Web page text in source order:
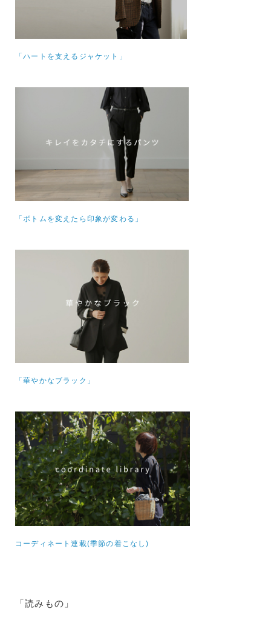
「ハートを支えるジャケット」
「ボトムを変えたら印象が変わる」
「華やかなブラック」
コーディネート連載(季節の着こなし)
「読みもの」